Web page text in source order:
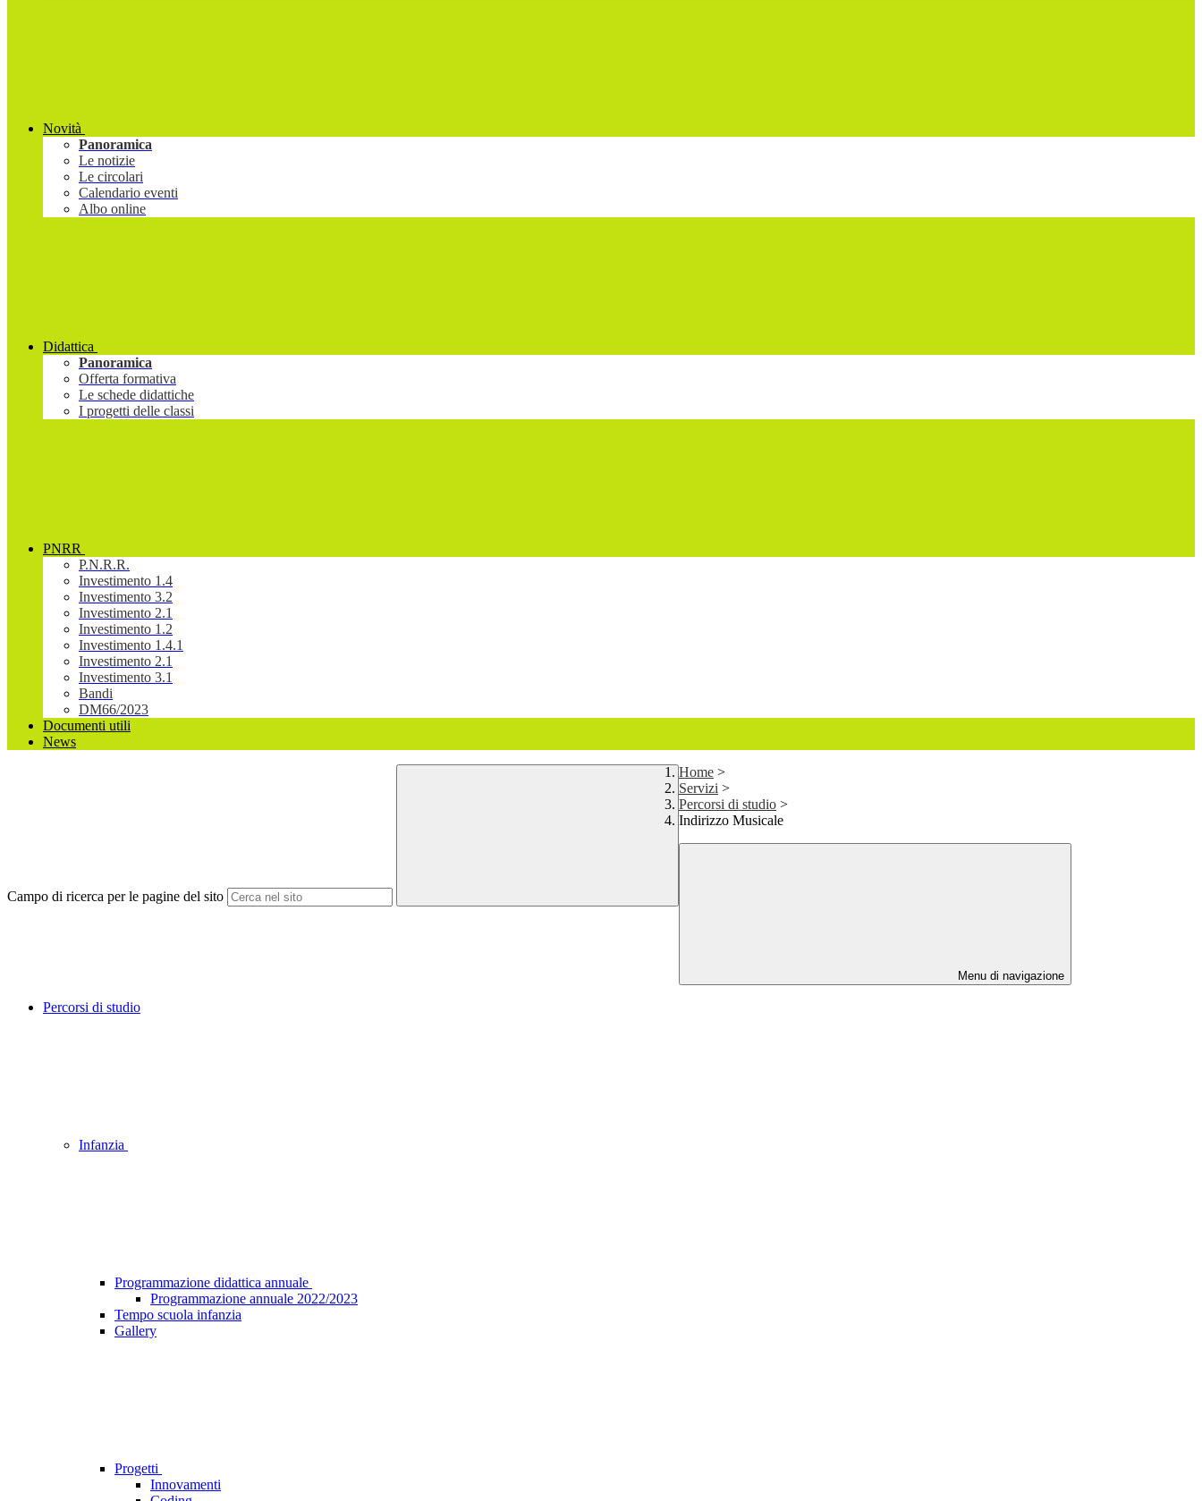
Novità
Panoramica
Le notizie
Le circolari
Calendario eventi
Albo online
Didattica
Panoramica
Offerta formativa
Le schede didattiche
I progetti delle classi
PNRR
P.N.R.R.
Investimento 1.4
Investimento 3.2
Investimento 2.1
Investimento 1.2
Investimento 1.4.1
Investimento 2.1
Investimento 3.1
Bandi
DM66/2023
Documenti utili
News
Campo di ricerca per le pagine del sito
Home >
Servizi >
Percorsi di studio >
Indirizzo Musicale
Menu di navigazione
Percorsi di studio
Infanzia
Programmazione didattica annuale
Programmazione annuale 2022/2023
Tempo scuola infanzia
Gallery
Progetti
Innovamenti